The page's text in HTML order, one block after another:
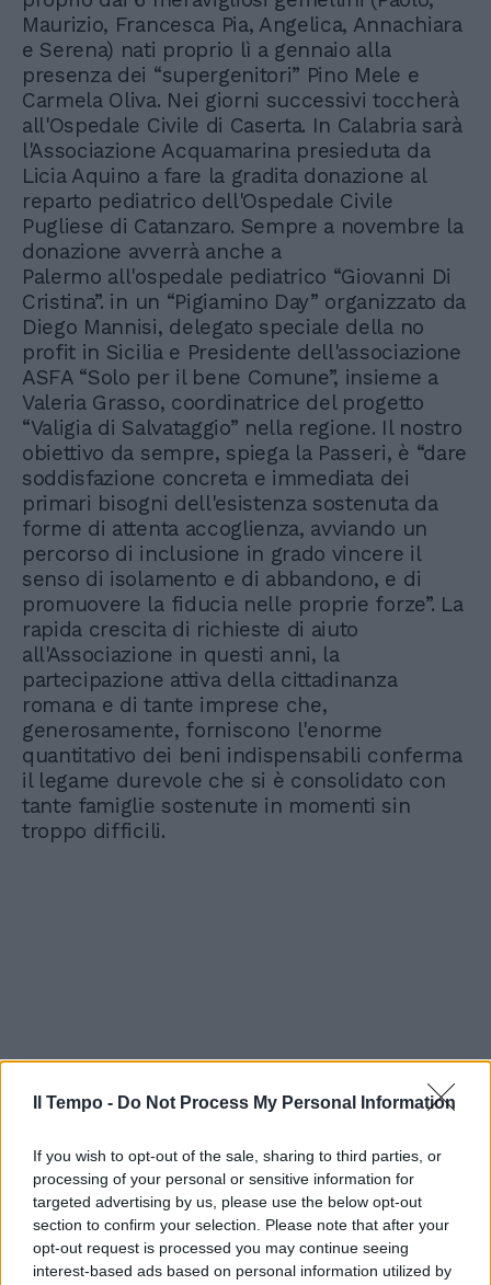
Il Tempo - Do Not Process My Personal Information
If you wish to opt-out of the sale, sharing to third parties, or
processing of your personal or sensitive information for
targeted advertising by us, please use the below opt-out
section to confirm your selection. Please note that after your
opt-out request is processed you may continue seeing
interest-based ads based on personal information utilized by
Maurizio, Francesca Pia, Angelica, Annachiara
e Serena) nati proprio lì a gennaio alla
presenza dei “supergenitori” Pino Mele e
Carmela Oliva. Nei giorni successivi toccherà
all'Ospedale Civile di Caserta. In Calabria sarà
l'Associazione Acquamarina presieduta da
Licia Aquino a fare la gradita donazione al
reparto pediatrico dell'Ospedale Civile
Pugliese di Catanzaro. Sempre a novembre la
donazione avverrà anche a
Palermo all'ospedale pediatrico “Giovanni Di
Cristina”. in un “Pigiamino Day” organizzato da
Diego Mannisi, delegato speciale della no
profit in Sicilia e Presidente dell'associazione
ASFA “Solo per il bene Comune”, insieme a
Valeria Grasso, coordinatrice del progetto
“Valigia di Salvataggio” nella regione. Il nostro
obiettivo da sempre, spiega la Passeri, è “dare
soddisfazione concreta e immediata dei
primari bisogni dell'esistenza sostenuta da
forme di attenta accoglienza, avviando un
percorso di inclusione in grado vincere il
senso di isolamento e di abbandono, e di
promuovere la fiducia nelle proprie forze”. La
rapida crescita di richieste di aiuto
all'Associazione in questi anni, la
partecipazione attiva della cittadinanza
romana e di tante imprese che,
generosamente, forniscono l'enorme
quantitativo dei beni indispensabili conferma
il legame durevole che si è consolidato con
tante famiglie sostenute in momenti sin
troppo difficili.